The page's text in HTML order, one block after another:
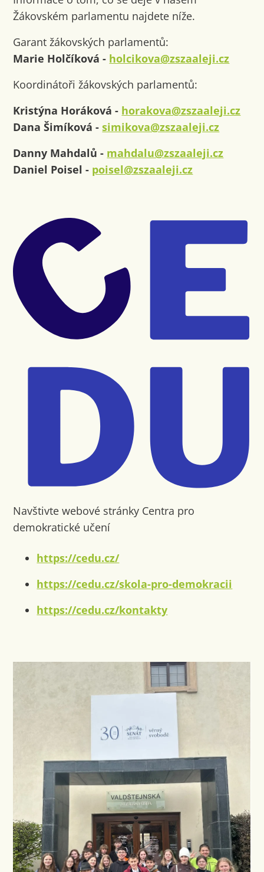
Žákovském parlamentu najdete níže.
Garant žákovských parlamentů:
Marie Holčíková - holcikova@zszaaleji.cz
Koordinátoři žákovských parlamentů:
Kristýna Horáková - horakova@zszaaleji.cz
Dana Šimíková -simikova@zszaaleji.cz
Danny Mahdalů - mahdalu@zszaaleji.cz
Daniel Poisel - poisel@zszaaleji.cz
Navštivte webové stránky Centra pro
demokratické učení
https://cedu.cz/
https://cedu.cz/skola-pro-demokracii
https://cedu.cz/kontakty